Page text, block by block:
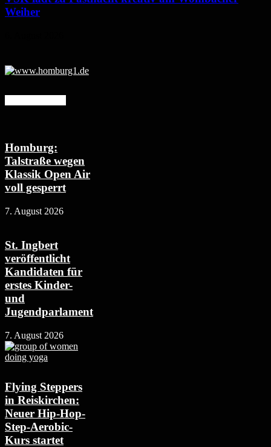
Weiher
Homburg:
Talstraße wegen
Klassik Open Air
voll gesperrt
7. August 2026
St. Ingbert
veröffentlicht
Kandidaten für
erstes Kinder-
und
Jugendparlament
7. August 2026
Flying Steppers
in Reiskirchen:
Neuer Hip-Hop-
Step-Aerobic-
Kurs startet